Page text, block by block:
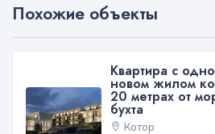
Похожие объекты
Квартира с
новом жилом
20 метрах от
бухта
Котор